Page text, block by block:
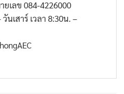
เลข 084-4226000
นเสาร์ เวลา 8:30น. –